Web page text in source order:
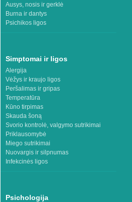
Ausys, nosis ir gerklė
Burna ir dantys
Psichikos ligos
Simptomai ir ligos
Alergija
Vėžys ir kraujo ligos
Peršalimas ir gripas
Temperatūra
Kūno tirpimas
Skauda šoną
Svorio kontrolė, valgymo sutrikimai
Priklausomybė
Miego sutrikimai
Nuovargis ir silpnumas
Infekcinės ligos
Psichologija